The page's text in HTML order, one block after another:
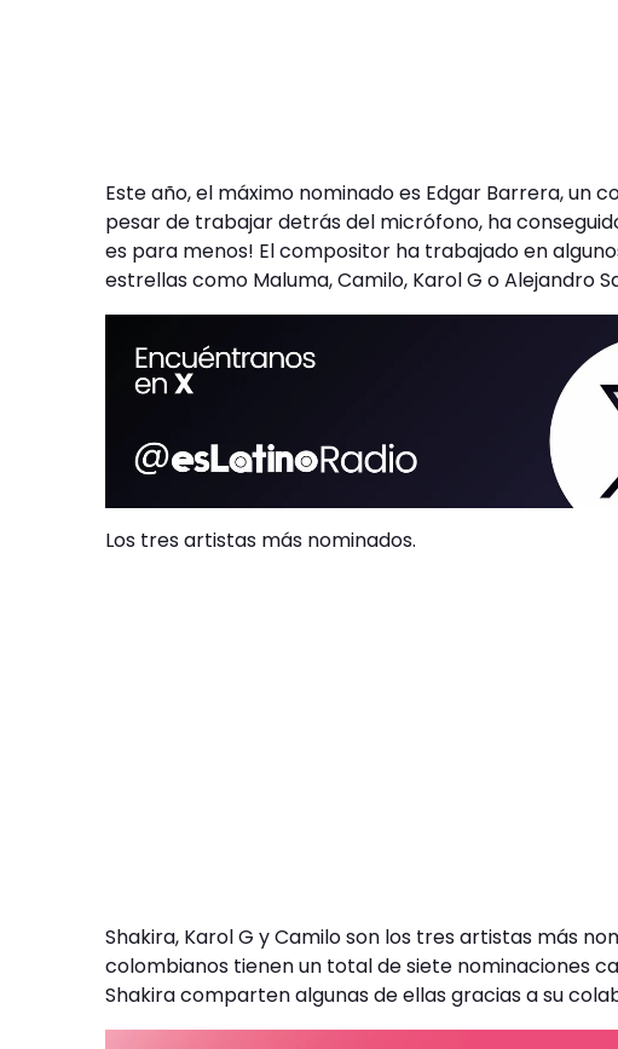
Este año, el máximo nominado es Edgar Barrera, un
pesar de trabajar detrás del micrófono, ha
es para menos! El compositor ha trabajado en
estrellas como Maluma, Camilo, Karol G o Alejandro
Los tres artistas más nominados.
Shakira, Karol G y Camilo son los tres artistas más
colombianos tienen un total de siete nominaciones
Shakira comparten algunas de ellas gracias a su